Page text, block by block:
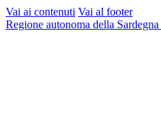
Vai ai contenuti Vai al footer
Regione autonoma della Sardegna